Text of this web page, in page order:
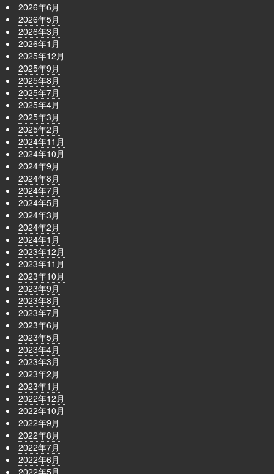
2026年6月
2026年5月
2026年3月
2026年1月
2025年12月
2025年9月
2025年8月
2025年7月
2025年4月
2025年3月
2025年2月
2024年11月
2024年10月
2024年9月
2024年8月
2024年7月
2024年5月
2024年3月
2024年2月
2024年1月
2023年12月
2023年11月
2023年10月
2023年9月
2023年8月
2023年7月
2023年6月
2023年5月
2023年4月
2023年3月
2023年2月
2023年1月
2022年12月
2022年10月
2022年9月
2022年8月
2022年7月
2022年6月